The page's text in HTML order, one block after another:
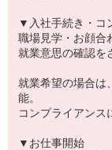
▼入社手続き・コ
職場見学・お顔合
就業意思の確認を
就業希望の場合は
能。
コンプライアンス
▼お仕事開始